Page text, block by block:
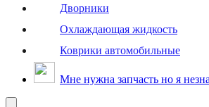
Дворники
Охлаждающая жидкость
Коврики автомобильные
Мне нужна запчасть но я